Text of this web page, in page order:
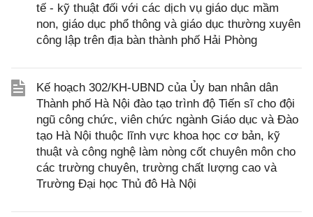
tế - kỹ thuật đối với các dịch vụ giáo dục mầm
non, giáo dục phổ thông và giáo dục thường xuyên
công lập trên địa bàn thành phố Hải Phòng
Kế hoạch 302/KH-UBND của Ủy ban nhân dân
Thành phố Hà Nội đào tạo trình độ Tiến sĩ cho đội
ngũ công chức, viên chức ngành Giáo dục và Đào
tạo Hà Nội thuộc lĩnh vực khoa học cơ bản, kỹ
thuật và công nghệ làm nòng cốt chuyên môn cho
các trường chuyên, trường chất lượng cao và
Trường Đại học Thủ đô Hà Nội